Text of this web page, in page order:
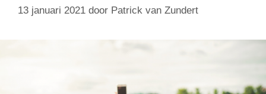
13 januari 2021 door Patrick van Zundert